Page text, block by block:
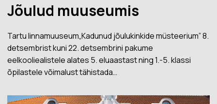
Jõulud muuseumis
Tartu linnamuuseum„Kadunud jõulukinkide müsteerium” 8.
detsembrist kuni 22. detsembrini pakume
eelkooliealistele alates 5. eluaastast ning 1.-5. klassi
õpilastele võimalust tähistada…